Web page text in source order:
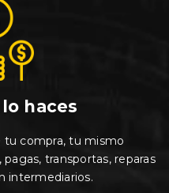
haces
tu compra, tu mismo
transportas, reparas
intermediarios.